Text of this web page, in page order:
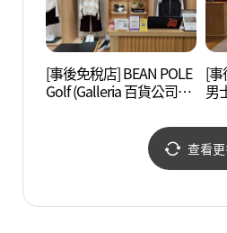
[事後免稅店] BEAN POLE
Golf (Galleria 百貨公司
갤러리아백화점 타임월
[事
男
러
점)
查看